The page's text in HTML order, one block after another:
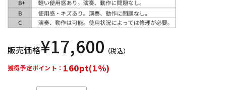
販売価格¥17,600 （税込）
獲得予定ポイント： 160pt(1%)